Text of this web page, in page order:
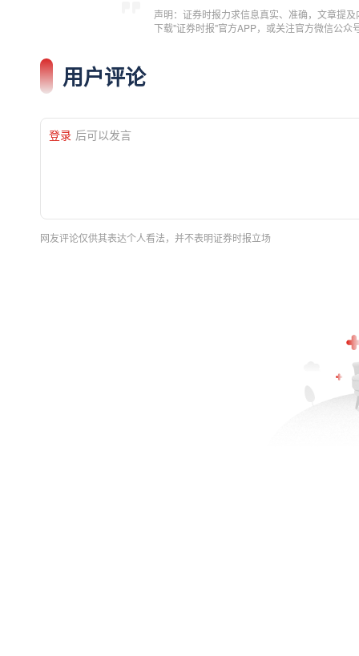
声明：证券时报力求信息真实、准确，文章提
下载"证券时报"官方APP，或关注官方微信公
用户评论
登录 后可以发言
网友评论仅供其表达个人看法，并不表明证券时报立场